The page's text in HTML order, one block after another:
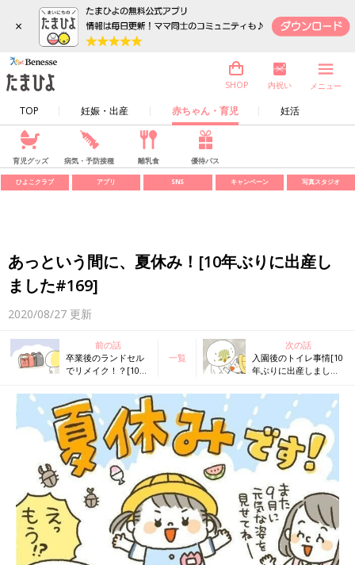
×
TOP 妊娠・出産 赤ちゃん・育児 妊活
SHOP 内祝い メニュー
育児グッズ 病気・予防接種 離乳食 優待パス
ひよこクラブ アプリ SNS キャンペーン 写真スタジオ
あっという間に、夏休み！[10年ぶりに出産し
ました#169]
2020/08/27 更新
前の話
卒業後のランドセル
でリメイク！？[10年
#168]
一覧
次の話
入園後のトイレ事情[10
年ぶりに出産しました